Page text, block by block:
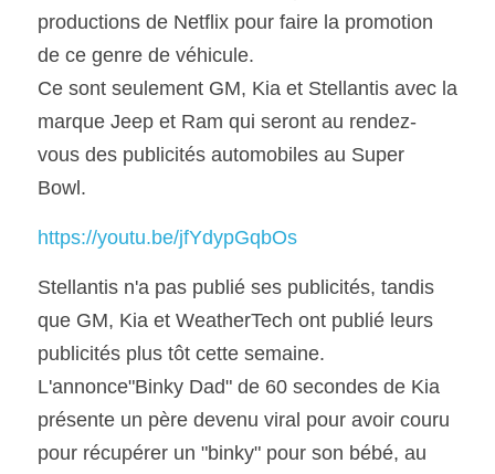
productions de Netflix pour faire la promotion
de ce genre de véhicule.
Ce sont seulement GM, Kia et Stellantis avec la
marque Jeep et Ram qui seront au rendez-
vous des publicités automobiles au Super
Bowl.
https://youtu.be/jfYdypGqbOs
Stellantis n'a pas publié ses publicités, tandis
que GM, Kia et WeatherTech ont publié leurs
publicités plus tôt cette semaine.
L'annonce"Binky Dad" de 60 secondes de Kia
présente un père devenu viral pour avoir couru
pour récupérer un "binky" pour son bébé, au